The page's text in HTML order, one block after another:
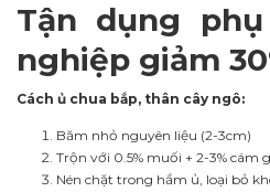
Tận dụng
nghiệp giảm
Cách ủ chua bắp, thân cây ngô:
Băm nhỏ nguyên liệu (2-3cm)
Trộn với 0.5% muối + 2-3% cám
Nén chặt trong hầm ủ, loại bỏ